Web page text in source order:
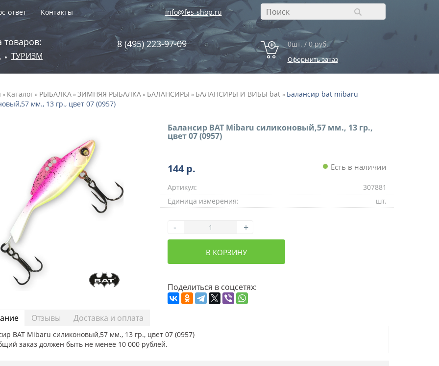
ответ Контакты info@fes-shop.ru
товаров:
• ТУРИЗМ
8 (495) 223-97-09 0шт. / 0 руб.
Оформить заказ
» Каталог» РЫБАЛКА»ЗИМНЯЯ РЫБАЛКА» БАЛАНСИРЫ » БАЛАНСИРЫ И ВИБЫ bat » Балансир bat mibaru
мм., 13 гр., цвет 07 (0957)
Балансир BAT Mibaru силиконовый,57 мм., 13 гр.,
цвет 07 (0957)
144 р. Есть в наличии
Артикул:
307881
Единица измерения:
шт.
- +
В КОРЗИНУ
Поделиться в соцсетях:
Отзывы Доставка и оплата
BAT Mibaru силиконовый,57 мм., 13 гр., цвет 07 (0957)
заказ должен быть не менее 10 000 рублей.